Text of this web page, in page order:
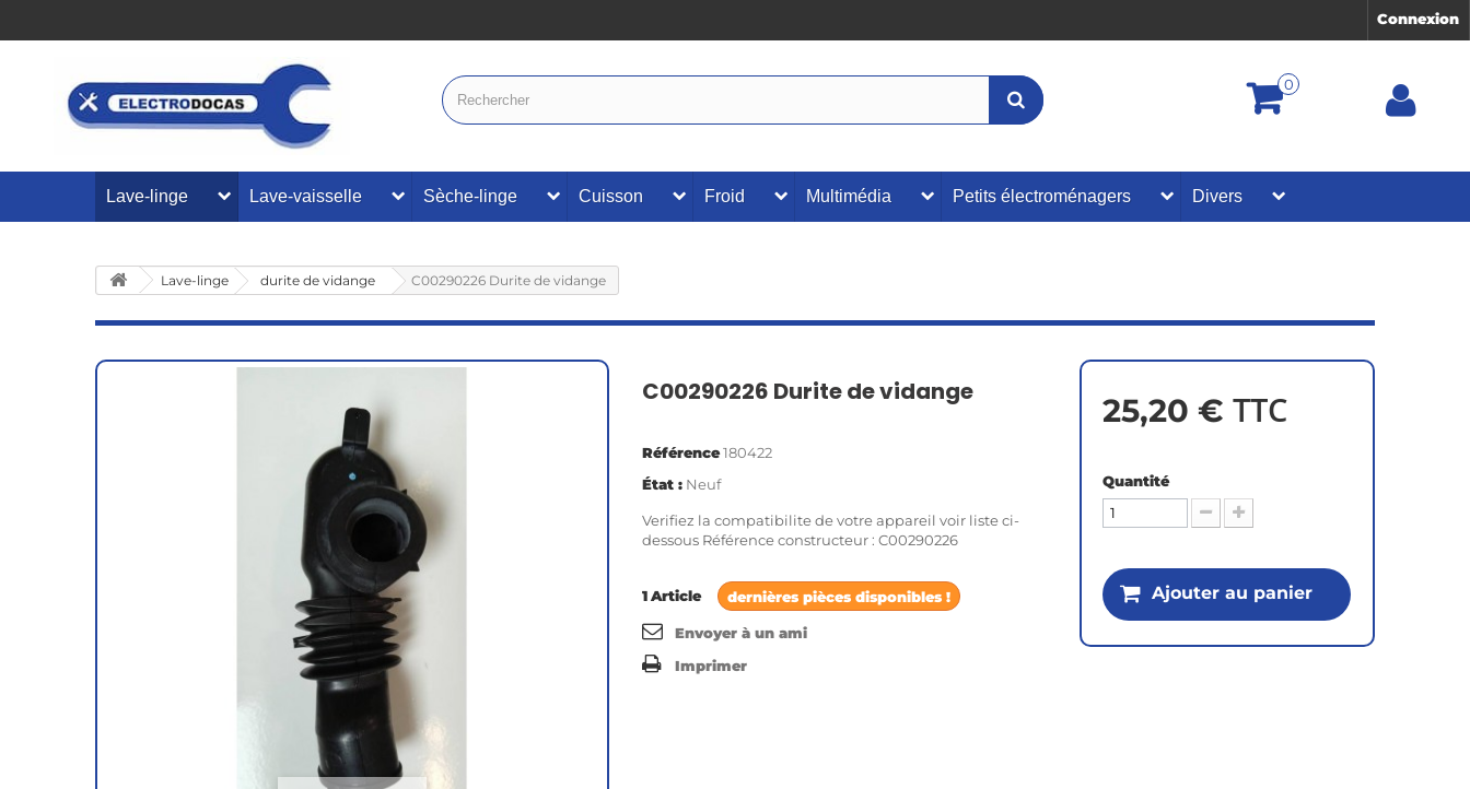
Connexion
0
Lave-linge Lave-vaisselle Sèche-linge Cuisson Froid Multimédia Petits électroménagers Divers
Lave-linge durite de vidange C00290226 Durite de vidange
C00290226 Durite de vidange
Référence180422
État : Neuf
Verifiez la compatibilite de votre appareil voir liste ci-
dessous Référence constructeur : C00290226
1Article dernières pièces disponibles !
Envoyer à un ami
Imprimer
25,20 € TTC
Quantité
Ajouter au panier